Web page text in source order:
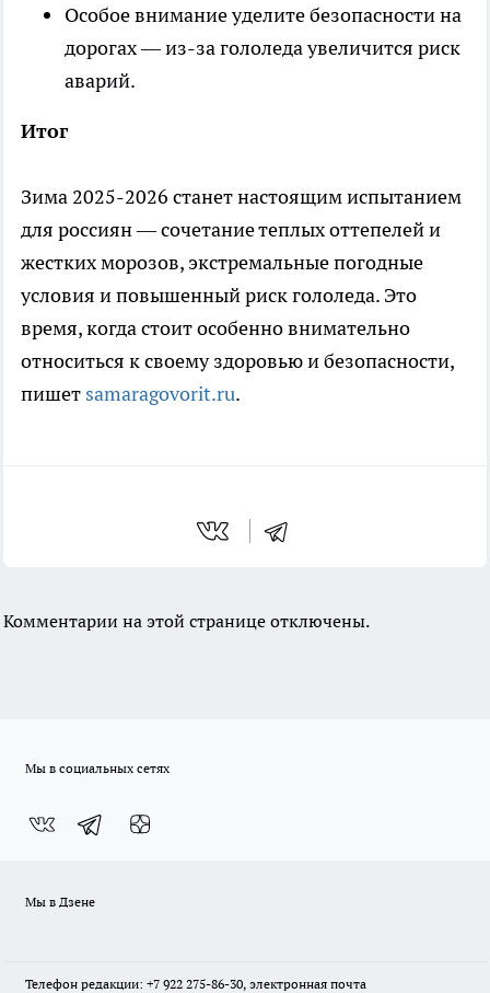
Особое внимание уделите безопасности на
дорогах — из-за гололеда увеличится риск
аварий.
Итог
Зима 2025-2026 станет настоящим испытанием
для россиян — сочетание теплых оттепелей и
жестких морозов, экстремальные погодные
условия и повышенный риск гололеда. Это
время, когда стоит особенно внимательно
относиться к своему здоровью и безопасности,
пишет samaragovorit.ru.
Комментарии на этой странице отключены.
Мы в социальных сетях
Мы в Дзене
Телефон редакции: +7 922 275-86-30, электронная почта